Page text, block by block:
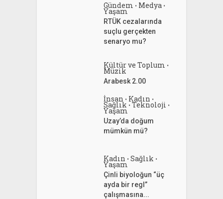
Gündem • Medya •
Yaşam
RTÜK cezalarında
suçlu gerçekten
senaryo mu?
Kültür ve Toplum •
Müzik
Arabesk 2.00
İnsan • Kadın •
Sağlık • Teknoloji •
Yaşam
Uzay’da doğum
mümkün mü?
Kadın • Sağlık •
Yaşam
Çinli biyoloğun “üç
ayda bir regl”
çalışmasına...